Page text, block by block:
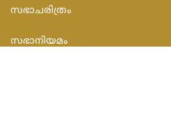
സഭാചരിത്രം
സഭാനിയമം